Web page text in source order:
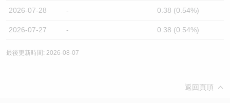
2026-07-28 - 0.38 (0.54%)
2026-07-27 - 0.38 (0.54%)
最後更新時間: 2026-08-07
返回頁頂